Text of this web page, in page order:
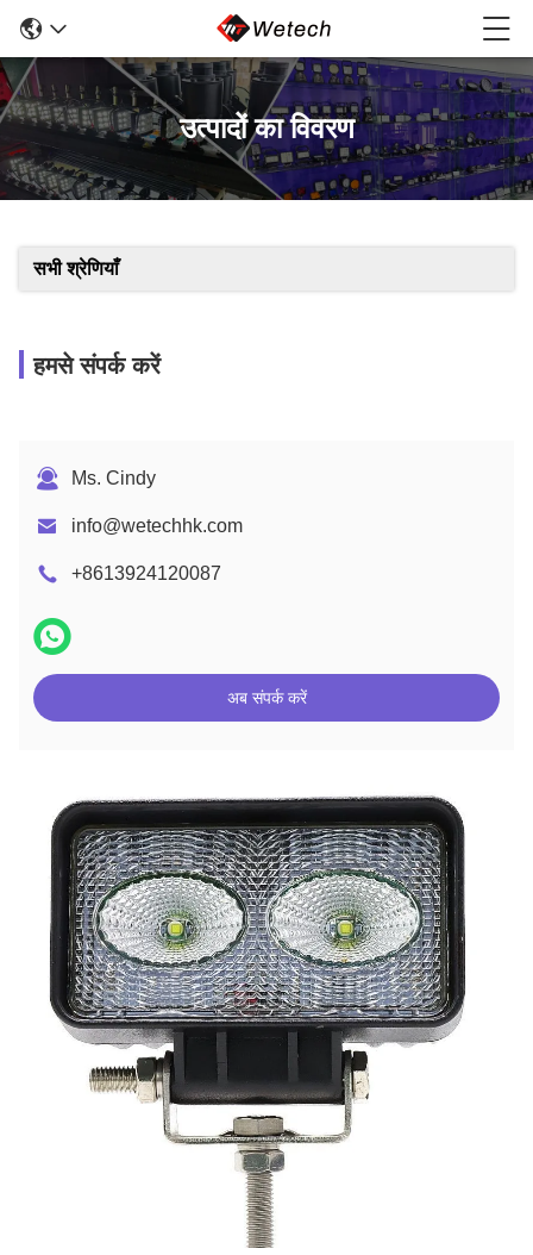
उत्पादों का विवरण
सभी श्रेणियाँ
हमसे संपर्क करें
Ms. Cindy
info@wetechhk.com
+8613924120087
अब संपर्क करें